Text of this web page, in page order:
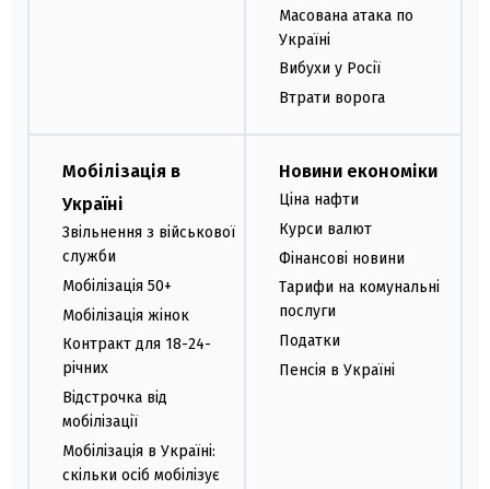
Масована атака по
Україні
Вибухи у Росії
Втрати ворога
Мобілізація в
Україні
Звільнення з військової
служби
Мобілізація 50+
Мобілізація жінок
Контракт для 18-24-
річних
Відстрочка від
мобілізації
Мобілізація в Україні:
скільки осіб мобілізує
Новини економіки
Ціна нафти
Курси валют
Фінансові новини
Тарифи на комунальні
послуги
Податки
Пенсія в Україні